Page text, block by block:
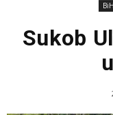
BiH
Sukob